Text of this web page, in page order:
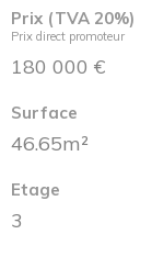
Prix (TVA 20%)
Prix direct promoteur
180 000 €
Surface
46.65m²
Etage
3